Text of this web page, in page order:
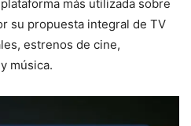
más utilizada sobre
su propuesta integral de TV
estrenos de cine,
música.